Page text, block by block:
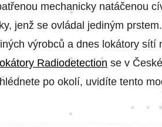
mechanicky natáčenou
jenž se ovládal jediným
výrobců a dnes lokátory sítí
Radiodetection se v
po okolí, uvidíte tento